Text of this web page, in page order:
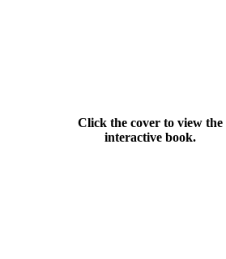
Click the cover to view the
interactive book.